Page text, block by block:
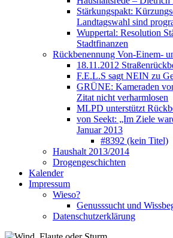
Stärkungspakt:
Landtagswahl sind
Wuppertal: Resolution
Stadtfinanzen
Rückbenennung Von-Einem-
18.11.2012
F.E.L.S sagt NEIN zu
GRÜNE: Kameraden
Zitat nicht verharmlosen
MLPD unterstützt
von Seekt: „Im Ziele
Januar 2013
#8392 (kein Titel)
Haushalt 2013/2014
Drogengeschichten
Kalender
Impressum
Wieso?
Genusssucht und
Datenschutzerklärung